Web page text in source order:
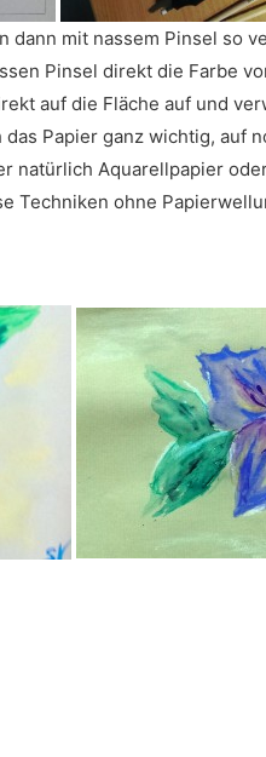
mit nassem Pinsel so
Pinsel direkt die Farbe
auf die Fläche auf und
Papier ganz wichtig, auf
natürlich Aquarellpapier
Techniken ohne